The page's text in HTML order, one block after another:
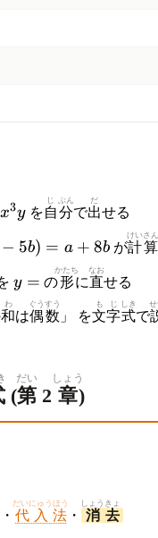
x3yを自
じ
分
ぶん
で出
だ
せる
− 5b) = a + 8b が計
けい
算
さん
y
=
y = の形
かたち
に直
なお
せる
和
わ
は偶
ぐう
数
すう
」 を文
も
字
じ
式
しき
で
(第
だい
2 章
しょう
)
・ 代入法
だいにゅうほう
・ 消
しょう
去
きょ